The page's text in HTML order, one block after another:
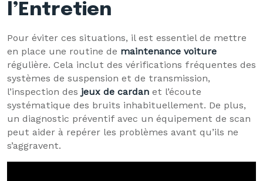
l’Entretien
Pour éviter ces situations, il est essentiel de mettre
en place une routine de maintenance voiture
régulière. Cela inclut des vérifications fréquentes des
systèmes de suspension et de transmission,
l’inspection des jeux de cardan et l’écoute
systématique des bruits inhabituellement. De plus,
un diagnostic préventif avec un équipement de scan
peut aider à repérer les problèmes avant qu’ils ne
s’aggravent.